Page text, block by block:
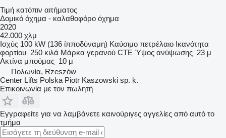
Τιμή κατόπιν αιτήματος
Δομικό όχημα - καλαθοφόρο όχημα
2020
42.000 χλμ
Ισχύς 100 kW (136 ίπποδύναμη) Καύσιμο πετρέλαιο Ικανότητα
φορτίου 250 κιλά Μάρκα γερανού CTE Ύψος ανύψωσης 23 μ
Ακτίνα μπούμας 10 μ
Πολωνία, Rzeszów
Center Lifts Polska Piotr Kaszowski sp. k.
Επικοινωνία με τον πωλητή
Εγγραφείτε για να λαμβάνετε καινούριγες αγγελίες από αυτό το
τμήμα